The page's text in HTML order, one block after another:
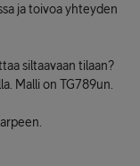
ja toivoa yhteyden
siltaavaan tilaan?
Malli on TG789un.